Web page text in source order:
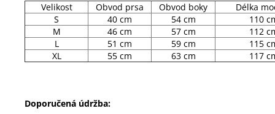
Velikost Obvod prsa Obvod boky
Délka
S
40 cm 54 cm
110
M
46 cm 57 cm
112
L
51 cm 59 cm
115
XL
55 cm 63 cm 117
Doporučená údržba: